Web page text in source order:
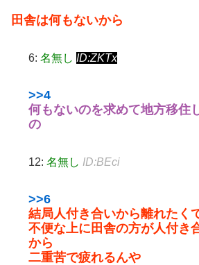
田舎は何もないから
6: 名無し ID:ZKTx
>>4
何もないのを求めて地方移住
の
12: 名無し ID:BEci
>>6
結局人付き合いから離れたく
不便な上に田舎の方が人付き
から
二重苦で疲れるんや